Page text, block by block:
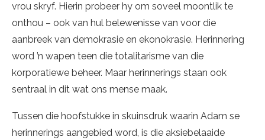
vrou skryf. Hierin probeer hy om soveel moontlik te
onthou – ook van hul belewenisse van voor die
aanbreek van demokrasie en ekonokrasie. Herinnering
word ’n wapen teen die totalitarisme van die
korporatiewe beheer. Maar herinnerings staan ook
sentraal in dit wat ons mense maak.
Tussen die hoofstukke in skuinsdruk waarin Adam se
herinnerings aangebied word, is die aksiebelaaide